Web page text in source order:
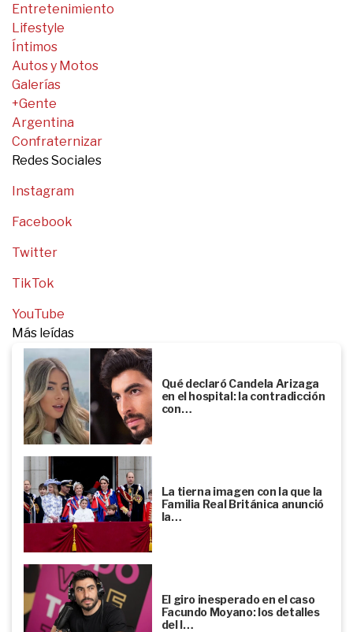
Entretenimiento
Lifestyle
Íntimos
Autos y Motos
Galerías
+Gente
Argentina
Confraternizar
Redes Sociales
Instagram
Facebook
Twitter
TikTok
YouTube
Más leídas
Qué declaró Candela Arizaga
en el hospital: la contradicción
con…
La tierna imagen con la que la
Familia Real Británica anunció
la…
El giro inesperado en el caso
Facundo Moyano: los detalles
del l…